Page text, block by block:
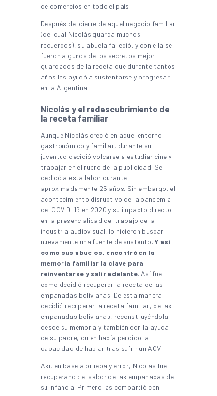
de comercios en todo el país.
Después del cierre de aquel negocio familiar
(del cual Nicolás guarda muchos
recuerdos), su abuela falleció, y con ella se
fueron algunos de los secretos mejor
guardados de la receta que durante tantos
años los ayudó a sustentarse y progresar
en la Argentina.
Nicolás y el redescubrimiento de
la receta familiar
Aunque Nicolás creció en aquel entorno
gastronómico y familiar, durante su
juventud decidió volcarse a estudiar cine y
trabajar en el rubro de la publicidad. Se
dedicó a esta labor durante
aproximadamente 25 años. Sin embargo, el
acontecimiento disruptivo de la pandemia
del COVID-19 en 2020 y su impacto directo
en la presencialidad del trabajo de la
industria audiovisual, lo hicieron buscar
nuevamente una fuente de sustento.Y así
como sus abuelos, encontró en la
memoria familiar la clave para
reinventarse y salir adelante. Así fue
como decidió recuperar la receta de las
empanadas bolivianas. De esta manera
decidió recuperar la receta familiar, de las
empanadas bolivianas, reconstruyéndola
desde su memoria y también con la ayuda
de su padre, quien había perdido la
capacidad de hablar tras sufrir un ACV.
Así, en base a prueba y error, Nicolás fue
recuperando el sabor de las empanadas de
su infancia. Primero las compartió con